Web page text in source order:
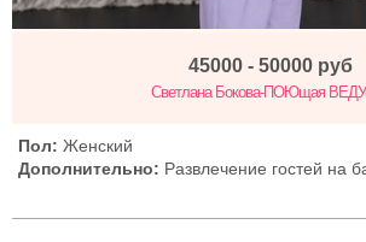
45000 - 50000 руб
Светлана Бокова-ПОЮщая
Пол: Женский
Дополнительно: Развлечение гостей на